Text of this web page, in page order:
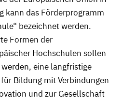
kann das Förderprogramm
bezeichnet werden.
Formen der
Hochschulen sollen
eine langfristige
Bildung mit Verbindungen
und zur Gesellschaft